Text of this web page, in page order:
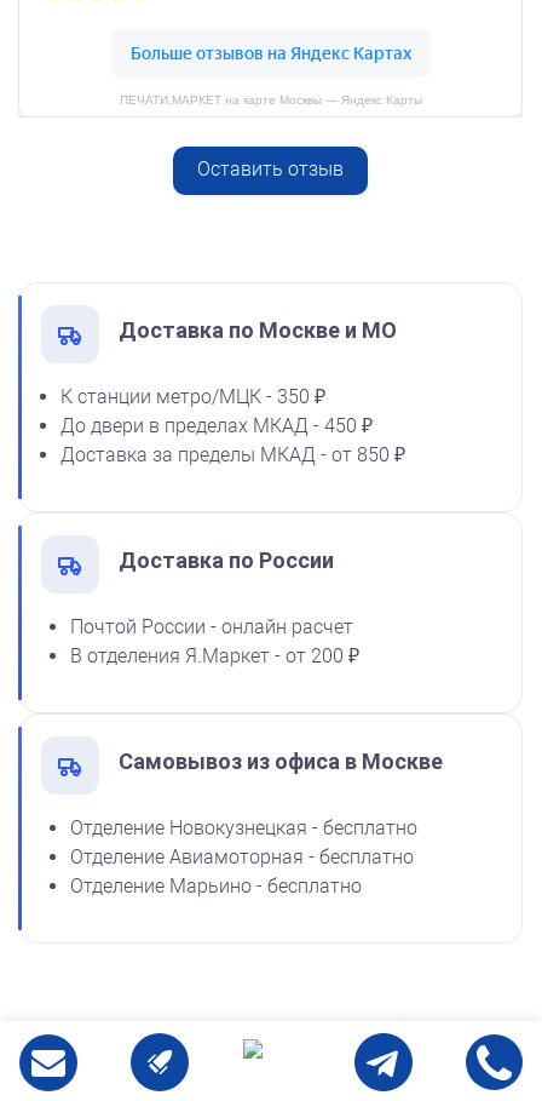
Заказать
Печать ИП № Р135
Печать ИП № Р78
Спиртовая краска NORIS
Спиртовая краска NORIS
флюоресцентная 25 мл
1100
ПЕЧАТИ.МАРКЕТ на карте Москвы — Яндекс Карты
Оставить отзыв
Доставка по Москве и МО
К станции метро/МЦК - 350 ₽
До двери в пределах МКАД - 450 ₽
Доставка за пределы МКАД - от 850 ₽
Доставка по России
Почтой России - онлайн расчет
В отделения Я.Маркет - от 200 ₽
Самовывоз из офиса в Москве
Отделение Новокузнецкая - бесплатно
Отделение Авиамоторная - бесплатно
Отделение Марьино - бесплатно